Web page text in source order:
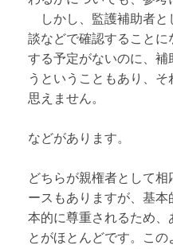
しかし、監護補助者と
談などで確認すること
する予定がないのに、補
うということもあり、
思えません。
などがあります。
どちらが親権者として
ースもありますが、基
本的に尊重されるため、
とがほとんどです。こ